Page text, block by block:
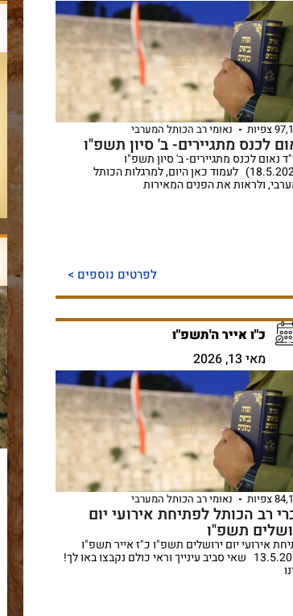
צפיות נאומי רב הכותל המערבי
לכנס מתגיירים- ב' סיון תשפ"ו
נאום לכנס מתגיירים- ב' סיון תשפ"ו
(18.5.2026) לעמוד כאן היום, למרגלות הכותל
ולראות את הפנים המאירות
לפרטים נוספים >
כ"ו אייר ה'תשפ"ו
מאי 13, 2026
צפיות נאומי רב הכותל המערבי
רב הכותל לפתיחת אירועי יום
תשפ"ו
אירועי יום ירושלים תשפ"ו כ"ז אייר תשפ"ו
13.5.2026 שאי סביב עינייך וראי כולם נקבצו באו לך!